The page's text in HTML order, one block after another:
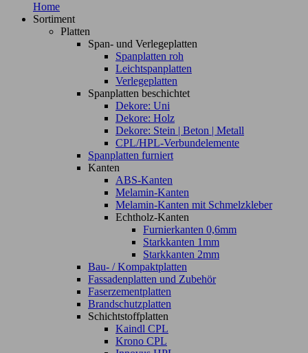
Home
Sortiment
Platten
Span- und Verlegeplatten
Spanplatten roh
Leichtspanplatten
Verlegeplatten
Spanplatten beschichtet
Dekore: Uni
Dekore: Holz
Dekore: Stein | Beton | Metall
CPL/HPL-Verbundelemente
Spanplatten furniert
Kanten
ABS-Kanten
Melamin-Kanten
Melamin-Kanten mit Schmelzkleber
Echtholz-Kanten
Furnierkanten 0,6mm
Starkkanten 1mm
Starkkanten 2mm
Bau- / Kompaktplatten
Fassadenplatten und Zubehör
Faserzementplatten
Brandschutzplatten
Schichtstoffplatten
Kaindl CPL
Krono CPL